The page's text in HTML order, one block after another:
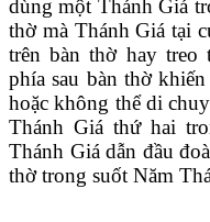
dùng một Thánh Giá
thờ mà Thánh Giá tại
trên bàn thờ hay treo
phía sau bàn thờ
hoặc không thể di
Thánh Giá thứ hai
Thánh Giá dẫn đầu
thờ trong suốt Năm